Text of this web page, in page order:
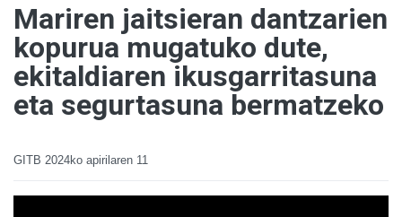
Mariren jaitsieran dantzarien
kopurua mugatuko dute,
ekitaldiaren ikusgarritasuna
eta segurtasuna bermatzeko
GITB 2024ko apirilaren 11